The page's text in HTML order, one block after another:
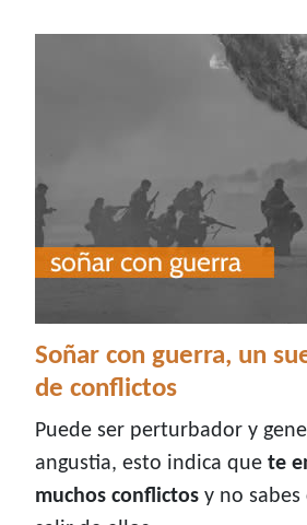
Soñar con guerra, un
de conflictos
Puede ser perturbador y
angustia, esto indica que te
muchos conflictos y no sabes